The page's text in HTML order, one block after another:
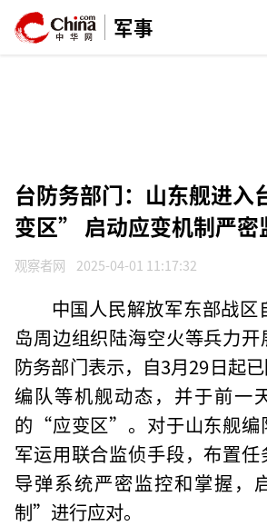
军事
台防务部门：山东舰进
变区” 启动应变机制严密
观察者网 2025-04-01 11:17:32
中国人民解放军东部战区
岛周边组织陆海空火等兵力
防务部门表示，自3月29日起
编队等机舰动态，并于前一
的“应变区”。对于山东舰编
军运用联合监侦手段，布置
导弹系统严密监控和掌握，
制”进行应对。